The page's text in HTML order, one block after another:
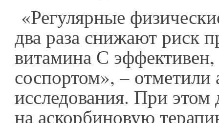
«Регулярные
два раза снижают риск
витамина С
соспортом», – отметили
исследования. При этом
на аскорбиновую